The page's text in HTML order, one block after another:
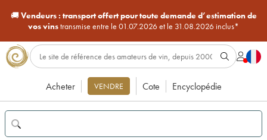
🚚Vendeurs : transport offert pour toute demande d’estimation de
vos vinstransmise entre le 01.07.2026 et le 31.08.2026 inclus*
Acheter VENDRE Cote Encyclopédie